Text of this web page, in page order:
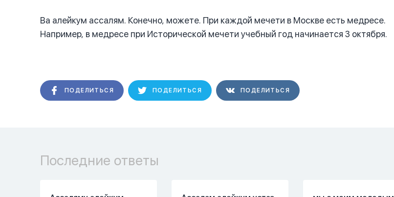
Ва алейкум ассалям. Конечно, можете. При каждой мечети в Москве есть медресе.
Например, в медресе при Исторической мечети учебный год начинается 3 октября.
ПОДЕЛИТЬСЯ ПОДЕЛИТЬСЯ ПОДЕЛИТЬСЯ
Последние ответы